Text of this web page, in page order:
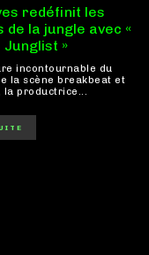
redéfinit les
la jungle avec «
Junglist »
la scène breakbeat et
productrice...